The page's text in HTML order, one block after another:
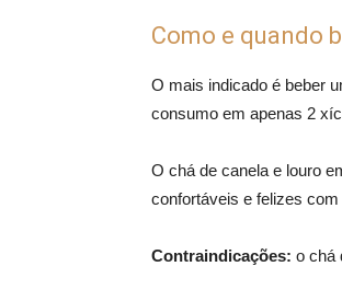
Como e quando
O mais indicado é beber
consumo em apenas 2
O chá de canela e louro
confortáveis e felizes
Contraindicações: o chá